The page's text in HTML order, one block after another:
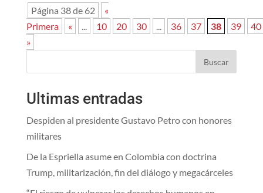
Página 38 de 62
«
Primera
« ... 10 20 30 ... 36 37 38 39
40
»
Buscar
Ultimas entradas
Despiden al presidente Gustavo Petro con honores
militares
De la Espriella asume en Colombia con doctrina
Trump, militarización, fin del diálogo y megacárceles